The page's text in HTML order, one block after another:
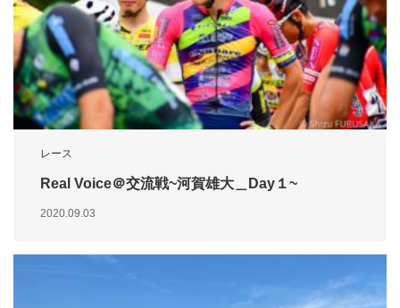
レース
Real Voice＠交流戦~河賀雄大＿Day１~
2020.09.03